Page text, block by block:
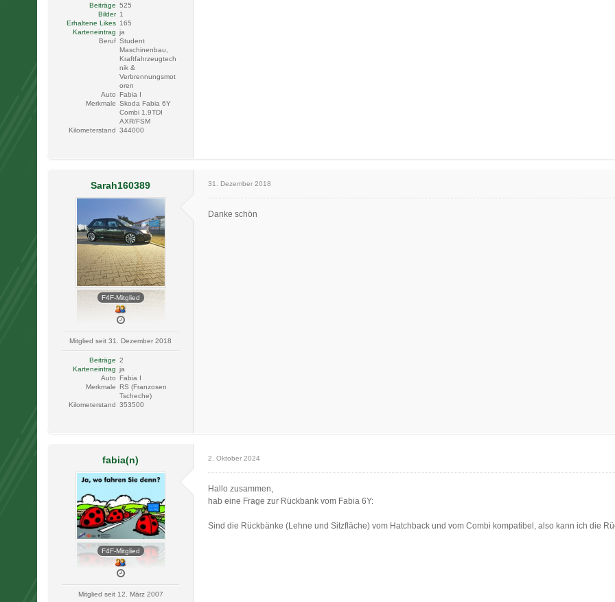
Beiträge 525
Bilder 1
Erhaltene Likes 165
Karteneintrag ja
Beruf Student
Maschinenbau,
Kraftfahrzeugtech
nik &
Verbrennungsmot
oren
Auto Fabia I
Merkmale Skoda Fabia 6Y
Combi 1.9TDI
AXR/FSM
Kilometerstand 344000
Sarah160389
F4F-Mitglied
Mitglied seit 31. Dezember 2018
Beiträge 2
Karteneintrag ja
Auto Fabia I
Merkmale RS (Franzosen
Tscheche)
Kilometerstand 353500
31. Dezember 2018
Danke schön
fabia(n)
F4F-Mitglied
Mitglied seit 12. März 2007
2. Oktober 2024
Hallo zusammen,
hab eine Frage zur Rückbank vom Fabia 6Y:
Sind die Rückbänke (Lehne und Sitzfläche) vom Hatchback und vom Combi kompatibel, also kann ich die